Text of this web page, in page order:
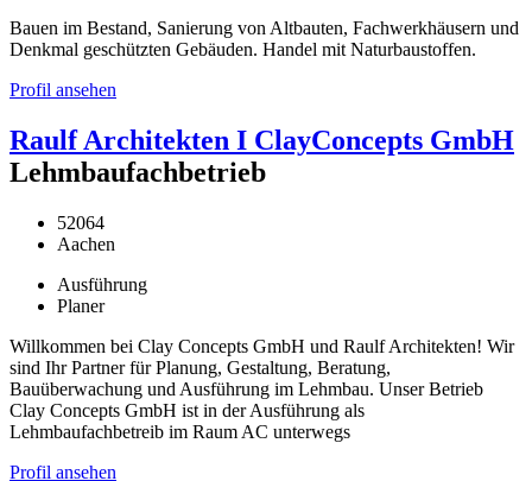
Bauen im Bestand, Sanierung von Altbauten, Fachwerkhäusern und
Denkmal geschützten Gebäuden. Handel mit Naturbaustoffen.
Profil ansehen
Raulf Architekten I ClayConcepts GmbH
Lehmbaufachbetrieb
52064
Aachen
Ausführung
Planer
Willkommen bei Clay Concepts GmbH und Raulf Architekten! Wir
sind Ihr Partner für Planung, Gestaltung, Beratung,
Bauüberwachung und Ausführung im Lehmbau. Unser Betrieb
Clay Concepts GmbH ist in der Ausführung als
Lehmbaufachbetreib im Raum AC unterwegs
Profil ansehen